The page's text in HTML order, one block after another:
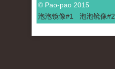
© Pao-pao 2015
泡泡镜像#1 泡泡镜像#2